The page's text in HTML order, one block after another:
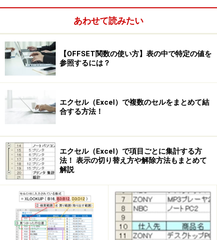
○○℃」、負の数の場合に「氷点下○○℃」、0の場合に
「セ氏零度」、文字列の場合に「観測メモ：○○」と表示
する場合は、次のように定義します。
あわせて読みたい
【OFFSET関数の使い方】表の中で特定の値を
参照するには？
エクセル（Excel）で複数のセルをまとめて結
合する方法！
エクセル（Excel）で項目ごとに集計する方
法！ 表示の切り替え方や解除方法もまとめて
解説